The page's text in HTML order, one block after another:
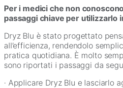
Per i medici che non
passaggi chiave per utilizzarlo
Dryz Blu è stato progettato
all’efficienza, rendendolo
pratica quotidiana. È molto
sono riportati i passaggi da
· Applicare Dryz Blu e lasciarlo